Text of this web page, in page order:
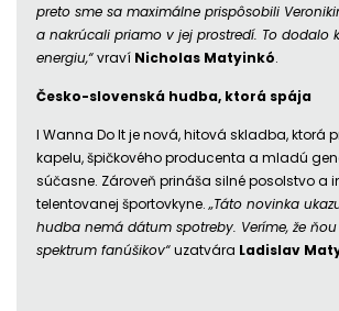
preto sme sa maximálne prispôsobili
a nakrúcali priamo v jej prostredí. To dodalo
energiu,“vraví Nicholas Matyinkó.
Česko-slovenská hudba, ktorá spája
I Wanna Do It je nová, hitová skladba, ktorá
kapelu, špičkového producenta a mladú
súčasne. Zároveň prináša silné posolstvo a
telentovanej športovkyne.„Táto novinka
hudba nemá dátum spotreby. Veríme, že
spektrum fanúšikov“uzatvára Ladislav